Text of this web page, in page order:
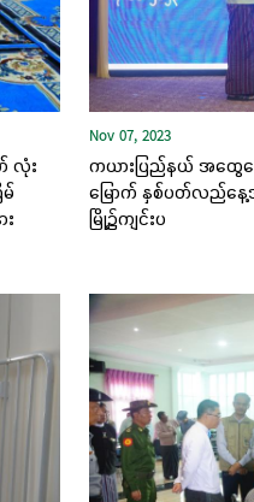
လုံး
Nov 07, 2023
ကယားပြည်နယ် အထွေထွ
မြောက် နှစ်ပတ်လည်န
မြို့၌ကျင်းပ